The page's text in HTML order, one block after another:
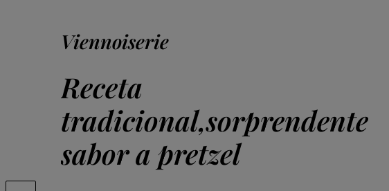
Viennoiserie
Receta
tradicional,sorprendente
sabor a pretzel